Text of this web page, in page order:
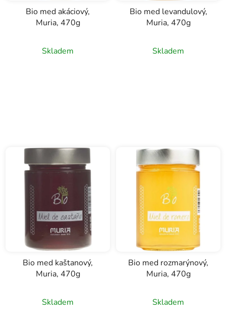
Bio med akáciový,
Muria, 470g
hodnocení
Skladem
Bio med levandulový,
Muria, 470g
Skladem
Bio med kaštanový,
Muria, 470g
Skladem
Bio med rozmarýnový,
Muria, 470g
Skladem